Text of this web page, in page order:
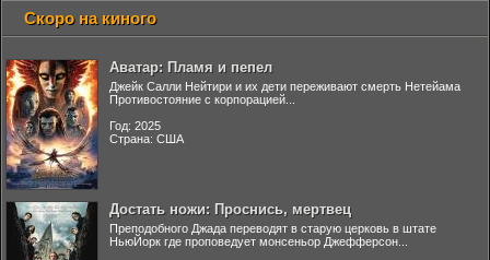
Скоро на киного
Аватар: Пламя и пепел
Джейк Салли Нейтири и их дети переживают смерть Нетейама
Противостояние с корпорацией...
Год: 2025
Страна: США
Достать ножи: Проснись, мертвец
Преподобного Джада переводят в старую церковь в штате
НьюЙорк где проповедует монсеньор Джефферсон...